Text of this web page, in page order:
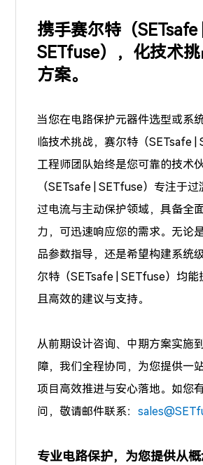
携手赛尔特（SETsafe |
SETfuse），化技术
方案。
当您在电路保护元器件选型或系
临技术挑战，赛尔特（SETsafe |
工程师团队始终是您可靠的技术
（SETsafe | SETfuse）专注于过
过电流与主动保护领域，具备全
力，可迅速响应您的需求。无论
品参数指导，还是希望构建系统
尔特（SETsafe | SETfuse）均能
且高效的建议与支持。
从前期设计咨询、中期方案实施
障，我们全程协同，为您提供一
项目高效推进与安心落地。如您
问，敬请邮件联系：
专业电路保护，为您提供从